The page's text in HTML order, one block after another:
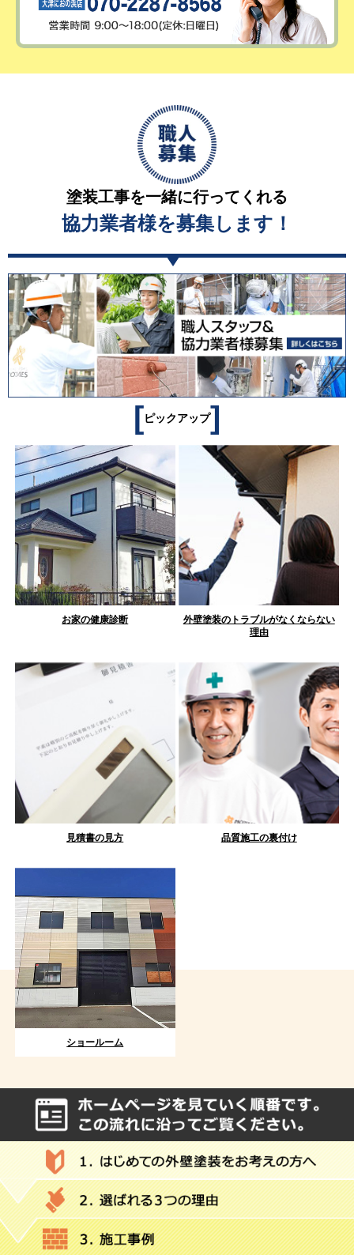
塗装工事を一緒に行ってくれる
協力業者様を募集します！
[ピックアップ]
お家の健康診断
外壁塗装のトラブルがなくならない
理由
見積書の見方 品質施工の裏付け
ショールーム